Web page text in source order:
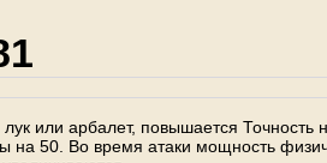
лук или арбалет, повышается Точность
на 50. Во время атаки мощность